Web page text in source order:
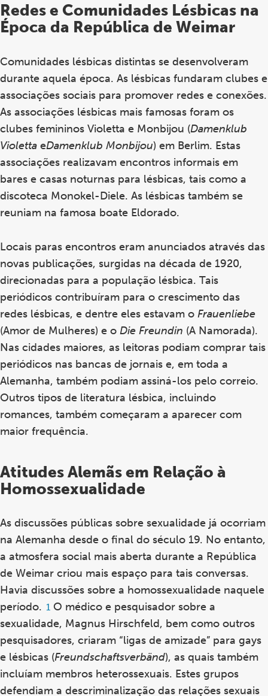
Redes e Comunidades Lésbicas na
Época da República de Weimar
Comunidades lésbicas distintas se desenvolveram
durante aquela época. As lésbicas fundaram clubes e
associações sociais para promover redes e conexões.
As associações lésbicas mais famosas foram os
clubes femininos Violetta e Monbijou (Damenklub
Violetta eDamenklub Monbijou) em Berlim. Estas
associações realizavam encontros informais em
bares e casas noturnas para lésbicas, tais como a
discoteca Monokel-Diele. As lésbicas também se
reuniam na famosa boate Eldorado.
Locais paras encontros eram anunciados através das
novas publicações, surgidas na década de 1920,
direcionadas para a população lésbica. Tais
periódicos contribuíram para o crescimento das
redes lésbicas, e dentre eles estavam o Frauenliebe
(Amor de Mulheres) e o Die Freundin (A Namorada).
Nas cidades maiores, as leitoras podiam comprar tais
periódicos nas bancas de jornais e, em toda a
Alemanha, também podiam assiná-los pelo correio.
Outros tipos de literatura lésbica, incluindo
romances, também começaram a aparecer com
maior frequência.
Atitudes Alemãs em Relação à
Homossexualidade
As discussões públicas sobre sexualidade já ocorriam
na Alemanha desde o final do século 19. No entanto,
a atmosfera social mais aberta durante a República
de Weimar criou mais espaço para tais conversas.
Havia discussões sobre a homossexualidade naquele
período. Footnote
1
1 O médico e pesquisador sobre a
sexualidade, Magnus Hirschfeld, bem como outros
pesquisadores, criaram “ligas de amizade” para gays
e lésbicas (Freundschaftsverbänd), as quais também
incluíam membros heterossexuais. Estes grupos
defendiam a descriminalização das relações sexuais